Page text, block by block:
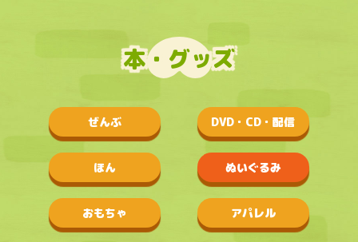
本・グッズ
ぜんぶ DVD・CD・配信
ほん ぬいぐるみ
おもちゃ アパレル